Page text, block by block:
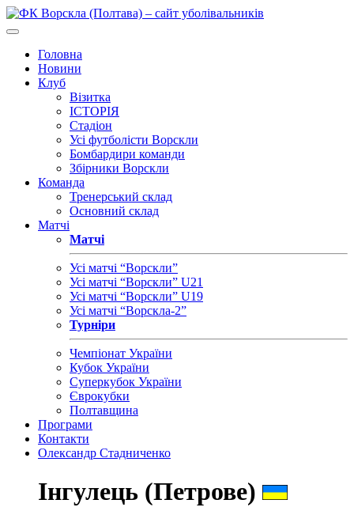
Головна
Новини
Клуб
Візитка
ІСТОРІЯ
Стадіон
Усі футболісти Ворскли
Бомбардири команди
Збірники Ворскли
Команда
Тренерський склад
Основний склад
Матчі
Матчі
Усі матчі “Ворскли”
Усі матчі “Ворскли” U21
Усі матчі “Ворскли” U19
Усі матчі “Ворскла-2”
Турніри
Чемпіонат України
Кубок України
Суперкубок України
Єврокубки
Полтавщина
Програми
Контакти
Олександр Стадниченко
Інгулець (Петрове)